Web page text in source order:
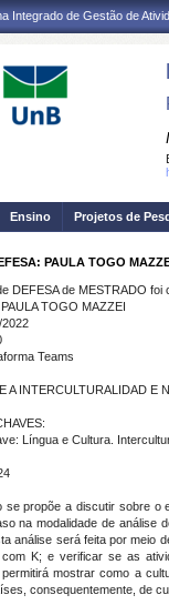
Integrado de Gestão de
Ensino Projetos de
PAULA TOGO
DEFESA de MESTRADO foi
TOGO MAZZEI
2022
Teams
A INTERCULTURALIDAD
Língua e Cultura.
se propõe a discutir sobre o
na modalidade de análise
análise será feita por meio
K; e verificar se as
mostrar como a
consequentemente, de